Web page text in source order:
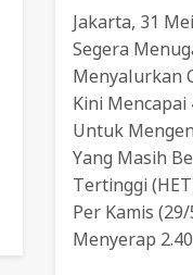
Jakarta, 31
Segera
Menyalurkan
Kini
Untuk
Yang Masih
Tertinggi
Per Kamis
Menyerap